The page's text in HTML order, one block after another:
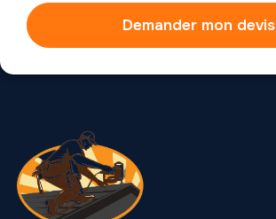
Demander mon devis